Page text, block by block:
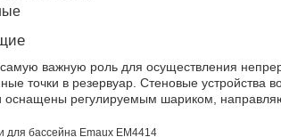
важную роль для осуществления
точки в резервуар. Стеновые
регулируемым шариком,